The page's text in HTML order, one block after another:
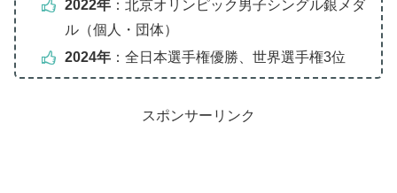
2022年：北京オリンピック男子シングル銀メダ
ル（個人・団体）
2024年：全日本選手権優勝、世界選手権3位
スポンサーリンク